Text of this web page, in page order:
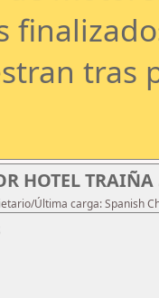
tras
HOTEL
Última carga: Spanish